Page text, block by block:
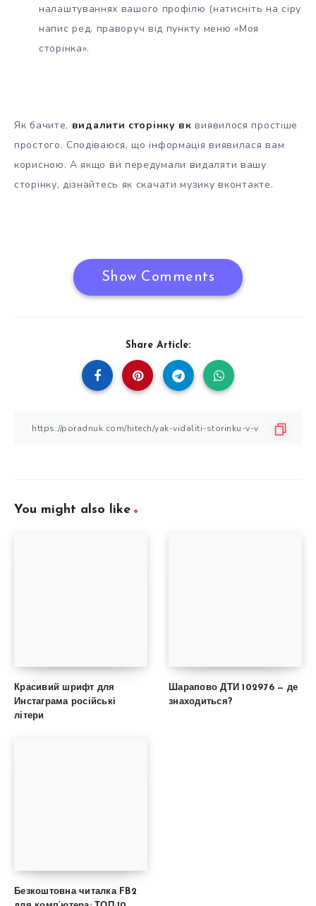
налаштуваннях вашого профілю (натисніть на сіру
напис ред. праворуч від пункту меню «Моя
сторінка».
Як бачите, видалити сторінку вк виявилося простіше
простого. Сподіваюся, що інформація виявилася вам
корисною. А якщо ви передумали видаляти вашу
сторінку, дізнайтесь як скачати музику вконтакте.
Show Comments
Share Article:
You might also like
Красивий шрифт для
Инстаграма російські
літери
Шарапово ДТИ 102976 — де
знаходиться?
Безкоштовна читалка FB2